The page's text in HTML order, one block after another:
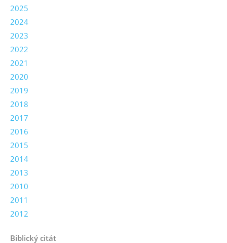
2025
2024
2023
2022
2021
2020
2019
2018
2017
2016
2015
2014
2013
2010
2011
2012
Biblický citát